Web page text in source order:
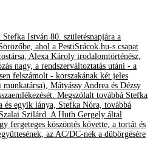
István 80. születésnapjára a
ahol a PestiSrácok.hu-s csapat
Alexa Károly irodalomtörténész,
nagy, a rendszerváltoztatás utáni - a
felszámolt - korszakának két jeles
Mátyássy Andrea és Dézsy
Megszólalt továbbá Stefka
és egyik lánya, Stefka Nóra, továbbá
Szilárd. A Huth Gergely által
fergeteges köszöntés követte, a tortát és
az AC/DC-nek a dübörgésére